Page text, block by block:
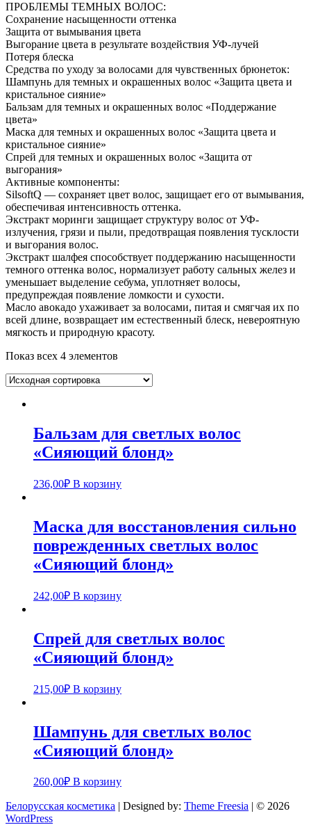
ПРОБЛЕМЫ ТЕМНЫХ ВОЛОС:
Сохранение насыщенности оттенка
Защита от вымывания цвета
Выгорание цвета в результате воздействия УФ-лучей
Потеря блеска
Средства по уходу за волосами для чувственных брюнеток:
Шампунь для темных и окрашенных волос «Защита цвета и
кристальное сияние»
Бальзам для темных и окрашенных волос «Поддержание
цвета»
Маска для темных и окрашенных волос «Защита цвета и
кристальное сияние»
Спрей для темных и окрашенных волос «Защита от
выгорания»
Активные компоненты:
SilsoftQ — сохраняет цвет волос, защищает его от вымывания,
обеспечивая интенсивность оттенка.
Экстракт моринги защищает структуру волос от УФ-
излучения, грязи и пыли, предотвращая появления тусклости
и выгорания волос.
Экстракт шалфея способствует поддержанию насыщенности
темного оттенка волос, нормализует работу сальных желез и
уменьшает выделение себума, уплотняет волосы,
предупреждая появление ломкости и сухости.
Масло авокадо ухаживает за волосами, питая и смягчая их по
всей длине, возвращает им естественный блеск, невероятную
мягкость и природную красоту.
Показ всех 4 элементов
Бальзам для светлых волос
«Сияющий блонд»
236,00₽ В корзину
Маска для восстановления сильно
поврежденных светлых волос
«Сияющий блонд»
242,00₽ В корзину
Спрей для светлых волос
«Сияющий блонд»
215,00₽ В корзину
Шампунь для светлых волос
«Сияющий блонд»
260,00₽ В корзину
Белорусская косметика | Designed by: Theme Freesia | © 2026
WordPress